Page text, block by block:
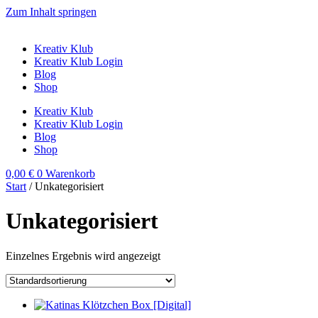
Zum Inhalt springen
Kreativ Klub
Kreativ Klub Login
Blog
Shop
Kreativ Klub
Kreativ Klub Login
Blog
Shop
0,00 € 0 Warenkorb
Start / Unkategorisiert
Unkategorisiert
Einzelnes Ergebnis wird angezeigt